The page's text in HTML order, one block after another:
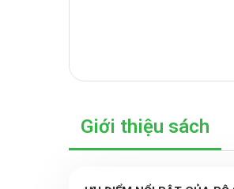
Giới thiệu sách